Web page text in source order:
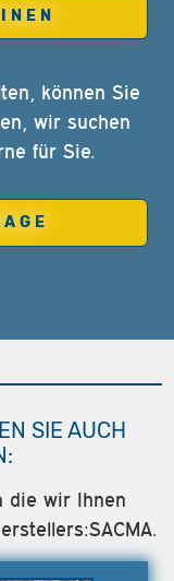
können Sie
wir suchen
für Sie.
SIE AUCH
die wir Ihnen